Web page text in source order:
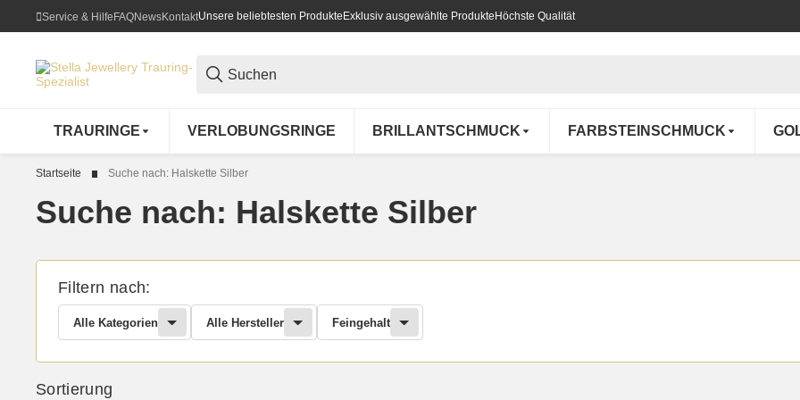
Service & HilfeFAQNewsKontaktUnsere beliebtesten Produkte Exklusiv ausgewählte Produkte Höchste Qualität
TRAURINGE VERLOBUNGSRINGE BRILLANTSCHMUCK FARBSTEINSCHMUCK
Startseite Suche nach: Halskette Silber
Suche nach: Halskette Silber
Filtern nach:
Alle Kategorien Alle Hersteller Feingehalt
Sortierung